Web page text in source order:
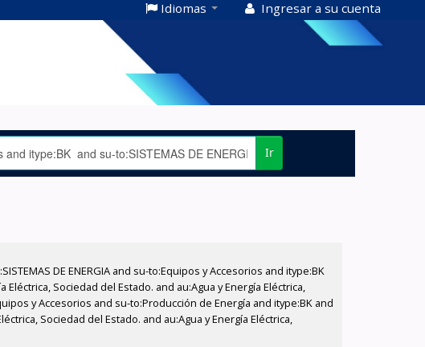
Idiomas Ingresar a su cuenta
Ir
DE ENERGIA and su-to:Equipos y Accesorios and itype:BK
Sociedad del Estado. and au:Agua y Energía Eléctrica,
y Accesorios and su-to:Producción de Energía and itype:BK and
Sociedad del Estado. and au:Agua y Energía Eléctrica,